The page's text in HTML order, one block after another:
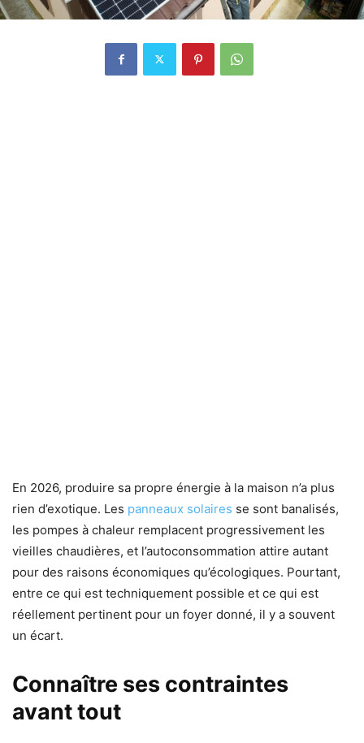
En 2026, produire sa propre énergie à la maison n’a plus
rien d’exotique. Les panneaux solaires se sont banalisés,
les pompes à chaleur remplacent progressivement les
vieilles chaudières, et l’autoconsommation attire autant
pour des raisons économiques qu’écologiques. Pourtant,
entre ce qui est techniquement possible et ce qui est
réellement pertinent pour un foyer donné, il y a souvent
un écart.
Connaître ses contraintes
avant tout